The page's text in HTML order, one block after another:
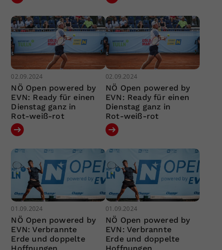
02.09.2024
NÖ Open powered by
EVN: Ready für einen
Dienstag ganz in
Rot-weiß-rot
02.09.2024
NÖ Open powered by
EVN: Ready für einen
Dienstag ganz in
Rot-weiß-rot
01.09.2024
NÖ Open powered by
EVN: Verbrannte
Erde und doppelte
01.09.2024
NÖ Open powered by
EVN: Verbrannte
Erde und doppelte